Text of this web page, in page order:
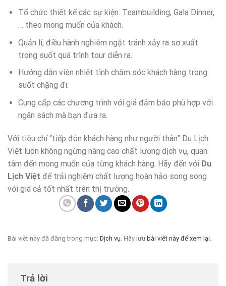
Tổ chức thiết kế các sự kiện: Teambuilding, Gala Dinner,
… theo mong muốn của khách.
Quản lí, điều hành nghiêm ngặt tránh xảy ra sơ xuất
trong suốt quá trình tour diễn ra.
Hướng dẫn viên nhiệt tình chăm sóc khách hàng trong
suốt chặng đi.
Cung cấp các chương trình với giá đảm bảo phù hợp với
ngân sách mà bạn đưa ra.
Với tiêu chí “tiếp đón khách hàng như người thân” Du Lịch
Việt luôn không ngừng nâng cao chất lượng dịch vụ, quan
tâm đến mong muốn của từng khách hàng. Hãy đến với Du
Lịch Việt để trải nghiệm chất lượng hoàn hảo song song
với giá cả tốt nhất trên thị trường.
Bài viết này đã đăng trong mục: Dịch vụ. Hãy lưu bài viết này để xem lại.
Trả lời